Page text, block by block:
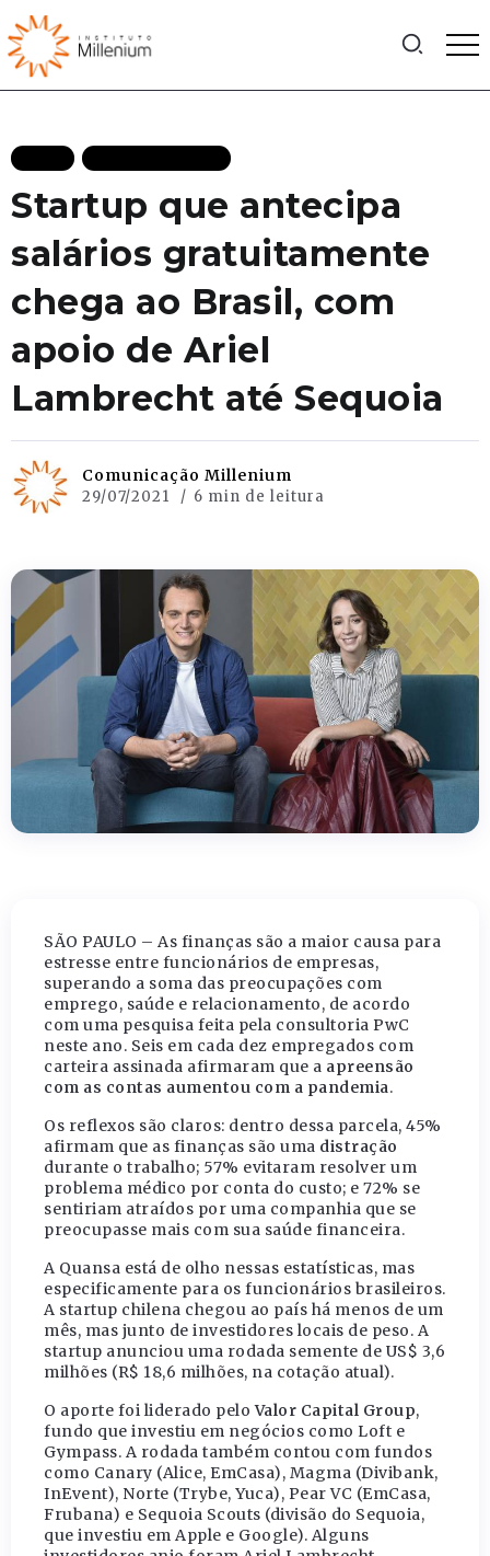
Startup que antecipa
salários gratuitamente
chega ao Brasil, com
apoio de Ariel
Lambrecht até Sequoia
Comunicação Millenium
29/07/2021 6 min de leitura
SÃO PAULO – As finanças são a maior causa para
estresse entre funcionários de empresas,
superando a soma das preocupações com
emprego, saúde e relacionamento, de acordo
com uma pesquisa feita pela consultoria PwC
neste ano. Seis em cada dez empregados com
carteira assinada afirmaram que a apreensão
com as contas aumentou com a pandemia.
Os reflexos são claros: dentro dessa parcela, 45%
afirmam que as finanças são uma distração
durante o trabalho; 57% evitaram resolver um
problema médico por conta do custo; e 72% se
sentiriam atraídos por uma companhia que se
preocupasse mais com sua saúde financeira.
A Quansa está de olho nessas estatísticas, mas
especificamente para os funcionários brasileiros.
A startup chilena chegou ao país há menos de um
mês, mas junto de investidores locais de peso. A
startup anunciou uma rodada semente de US$ 3,6
milhões (R$ 18,6 milhões, na cotação atual).
O aporte foi liderado peloValor Capital Group,
fundo que investiu em negócios como Loft e
Gympass. A rodada também contou com fundos
como Canary (Alice, EmCasa), Magma (Divibank,
InEvent), Norte (Trybe, Yuca), Pear VC (EmCasa,
Frubana) e Sequoia Scouts (divisão do Sequoia,
que investiu em Apple e Google). Alguns